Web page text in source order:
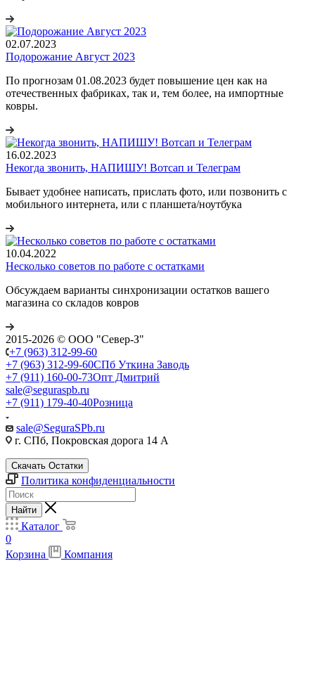
02.07.2023
Подорожание Август 2023
По прогнозам 01.08.2023 будет повышение цен как на
отечественных фабриках, так и, тем более, на импортные
ковры.
16.02.2023
Некогда звонить, НАПИШУ! Вотсап и Телеграм
Бывает удобнее написать, прислать фото, или позвонить с
мобильного интернета, или с планшета/ноутбука
10.04.2022
Несколько советов по работе с остатками
Обсуждаем варианты синхронизации остатков вашего
магазина со складов ковров
2015-2026 © ООО "Север-З"
+7 (963) 312-99-60
+7 (963) 312-99-60СПб Уткина Заводь
+7 (911) 160-00-73Опт Дмитрий
sale@seguraspb.ru
+7 (911) 179-40-40Розница
sale@SeguraSPb.ru
г. СПб, Покровская дорога 14 А
Скачать Остатки
Политика конфиденциальности
Найти
Каталог
0
Корзина
Компания